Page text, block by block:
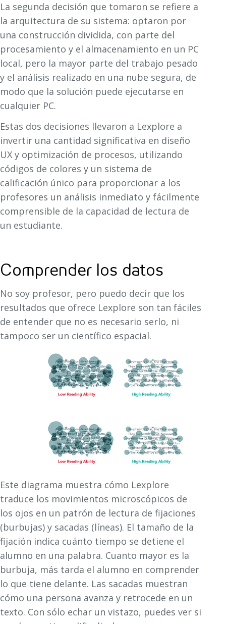
La segunda decisión que tomaron se refiere a
la arquitectura de su sistema: optaron por
una construcción dividida, con parte del
procesamiento y el almacenamiento en un PC
local, pero la mayor parte del trabajo pesado
y el análisis realizado en una nube segura, de
modo que la solución puede ejecutarse en
cualquier PC.
Estas dos decisiones llevaron a Lexplore a
invertir una cantidad significativa en diseño
UX y optimización de procesos, utilizando
códigos de colores y un sistema de
calificación único para proporcionar a los
profesores un análisis inmediato y fácilmente
comprensible de la capacidad de lectura de
un estudiante.
Comprender los datos
No soy profesor, pero puedo decir que los
resultados que ofrece Lexplore son tan fáciles
de entender que no es necesario serlo, ni
tampoco ser un científico espacial.
Este diagrama muestra cómo Lexplore
traduce los movimientos microscópicos de
los ojos en un patrón de lectura de fijaciones
(burbujas) y sacadas (líneas). El tamaño de la
fijación indica cuánto tiempo se detiene el
alumno en una palabra. Cuanto mayor es la
burbuja, más tarda el alumno en comprender
lo que tiene delante. Las sacadas muestran
cómo una persona avanza y retrocede en un
texto. Con sólo echar un vistazo, puedes ver si